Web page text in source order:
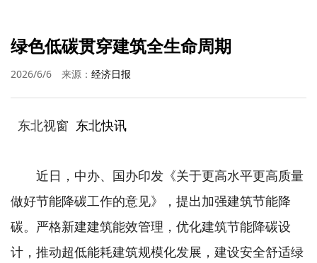
绿色低碳贯穿建筑全生命周期
2026/6/6 来源： 经济日报
东北视窗 东北快讯
近日，中办、国办印发《关于更高水平更高质量
做好节能降碳工作的意见》，提出加强建筑节能降
碳。严格新建建筑能效管理，优化建筑节能降碳设
计，推动超低能耗建筑规模化发展，建设安全舒适绿